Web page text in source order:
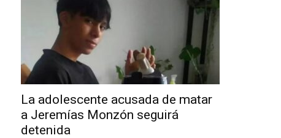
La adolescente acusada de matar
a Jeremías Monzón seguirá
detenida